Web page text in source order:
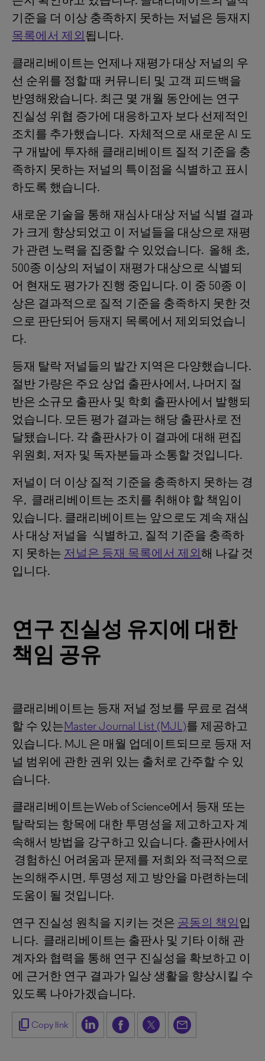
기준을 더 이상 충족하지 못하는 저널은 등재지
목록에서 제외됩니다.
클래리베이트는 언제나 재평가 대상 저널의 우
선 순위를 정할 때 커뮤니티 및 고객 피드백을
반영해왔습니다. 최근 몇 개월 동안에는 연구
진실성 위협 증가에 대응하고자 보다 선제적인
조치를 추가했습니다. 자체적으로 새로운 AI 도
구 개발에 투자해 클래리베이트 질적 기준을 충
족하지 못하는 저널의 특이점을 식별하고 표시
하도록 했습니다.
새로운 기술을 통해 재심사 대상 저널 식별 결과
가 크게 향상되었고 이 저널들을 대상으로 재평
가 관련 노력을 집중할 수 있었습니다. 올해 초,
500종 이상의 저널이 재평가 대상으로 식별되
어 현재도 평가가 진행 중입니다. 이 중 50종 이
상은 결과적으로 질적 기준을 충족하지 못한 것
으로 판단되어 등재지 목록에서 제외되었습니
다.
등재 탈락 저널들의 발간 지역은 다양했습니다.
절반 가량은 주요 상업 출판사에서, 나머지 절
반은 소규모 출판사 및 학회 출판사에서 발행되
었습니다. 모든 평가 결과는 해당 출판사로 전
달됐습니다. 각 출판사가 이 결과에 대해 편집
위원회, 저자 및 독자분들과 소통할 것입니다.
저널이 더 이상 질적 기준을 충족하지 못하는 경
우, 클래리베이트는 조치를 취해야 할 책임이
있습니다. 클래리베이트는 앞으로도 계속 재심
사 대상 저널을 식별하고, 질적 기준을 충족하
지 못하는 저널은 등재 목록에서 제외해 나갈 것
입니다.
연구 진실성 유지에 대한
책임 공유
클래리베이트는 등재 저널 정보를 무료로 검색
할 수 있는Master Journal List (MJL)를 제공하고
있습니다. MJL 은 매월 업데이트되므로 등재 저
널 범위에 관한 권위 있는 출처로 간주할 수 있
습니다.
클래리베이트는Web of Science에서 등재 또는
탈락되는 항목에 대한 투명성을 제고하고자 계
속해서 방법을 강구하고 있습니다. 출판사에서
경험하신 어려움과 문제를 저희와 적극적으로
논의해주시면, 투명성 제고 방안을 마련하는데
도움이 될 것입니다.
연구 진실성 원칙을 지키는 것은 공동의 책임입
니다. 클래리베이트는 출판사 및 기타 이해 관
계자와 협력을 통해 연구 진실성을 확보하고 이
에 근거한 연구 결과가 일상 생활을 향상시킬 수
있도록 나아가겠습니다.
content_copy Copy link